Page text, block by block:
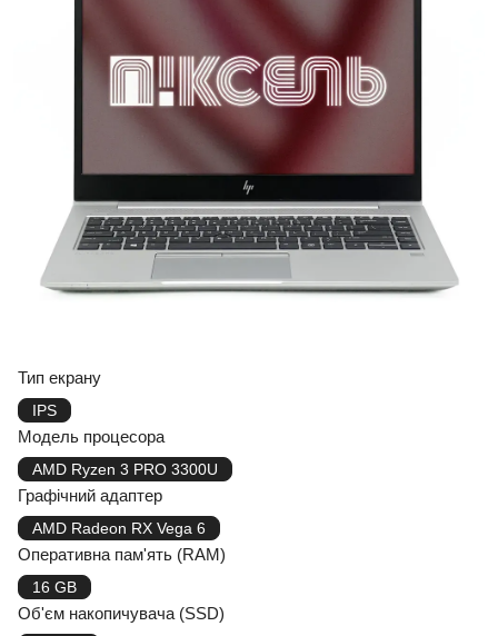
Тип екрану
IPS
Модель процесора
AMD Ryzen 3 PRO 3300U
Графічний адаптер
AMD Radeon RX Vega 6
Оперативна пам'ять (RAM)
16 GB
Об'єм накопичувача (SSD)